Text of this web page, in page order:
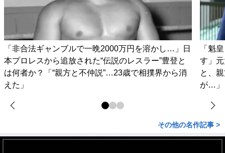
「非合法ギャンブルで一晩2000万円を溶かし…」日
本プロレスから追放された“伝説のレスラー”豊登と
は何者か？「“親方と不仲説”…23歳で相撲界から消
えた」
「魁
す」
と、
が…」
その他の名作記事 >